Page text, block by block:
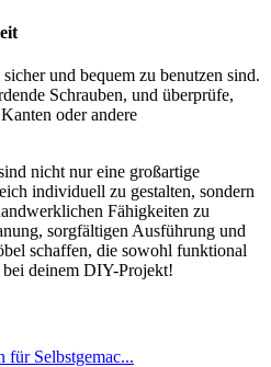
und bequem zu benutzen sind.
Schrauben, und überprüfe,
oder andere
nicht nur eine großartige
individuell zu gestalten, sondern
Fähigkeiten zu
sorgfältigen Ausführung und
schaffen, die sowohl funktional
deinem DIY-Projekt!
Selbstgemac...